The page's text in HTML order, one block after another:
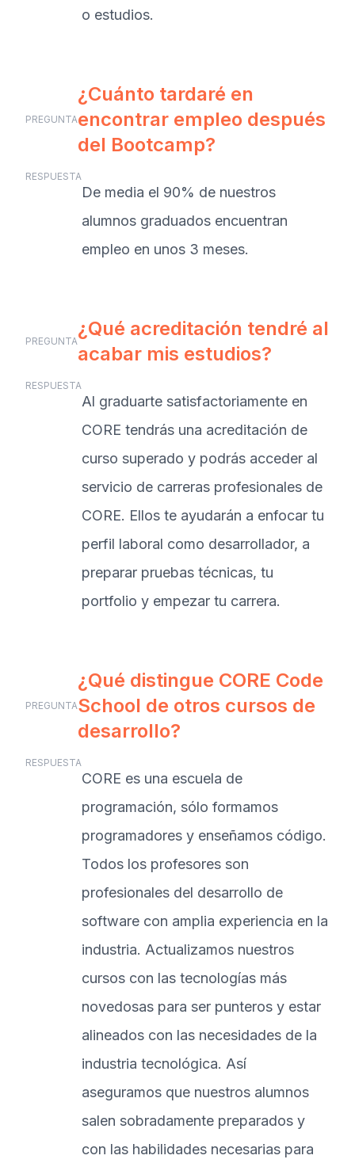
o estudios.
PREGUNTA
¿Cuánto tardaré en
encontrar empleo después
del Bootcamp?
RESPUESTA
De media el 90% de nuestros
alumnos graduados encuentran
empleo en unos 3 meses.
PREGUNTA
¿Qué acreditación tendré al
acabar mis estudios?
RESPUESTA
Al graduarte satisfactoriamente en
CORE tendrás una acreditación de
curso superado y podrás acceder al
servicio de carreras profesionales de
CORE. Ellos te ayudarán a enfocar tu
perfil laboral como desarrollador, a
preparar pruebas técnicas, tu
portfolio y empezar tu carrera.
PREGUNTA
¿Qué distingue CORE Code
School de otros cursos de
desarrollo?
RESPUESTA
CORE es una escuela de
programación, sólo formamos
programadores y enseñamos código.
Todos los profesores son
profesionales del desarrollo de
software con amplia experiencia en la
industria. Actualizamos nuestros
cursos con las tecnologías más
novedosas para ser punteros y estar
alineados con las necesidades de la
industria tecnológica. Así
aseguramos que nuestros alumnos
salen sobradamente preparados y
con las habilidades necesarias para